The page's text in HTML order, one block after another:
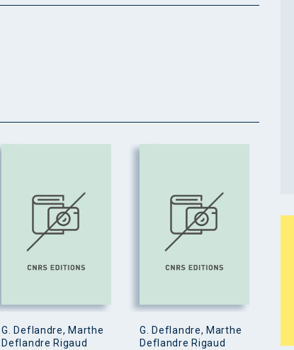
G. Deflandre, Marthe
Deflandre Rigaud
G. Deflandre, Marthe
Deflandre Rigaud